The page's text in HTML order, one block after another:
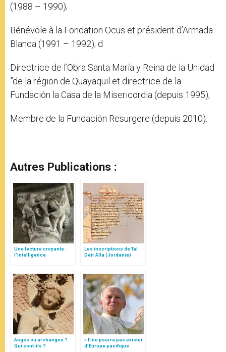
(1988 – 1990);
Bénévole à la Fondation Ocus et président d’Armada
Blanca (1991 – 1992); d
Directrice de l’Obra Santa María y Reina de la Unidad
”de la région de Quayaquil et directrice de la
Fundación la Casa de la Misericordia (depuis 1995);
Membre de la Fundación Resurgere (depuis 2010).
Autres Publications :
Une lecture croyante :
l’intelligence
Les inscriptions de Tal
Deir Alla (Jordanie)
Anges ou archanges ?
Qui sont-ils ?
« Il ne pourra pas exister
d’Europe pacifique